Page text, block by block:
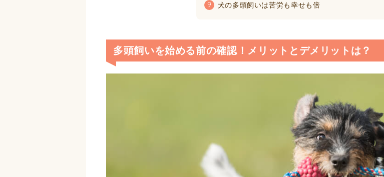
9 犬の多頭飼いは苦労も幸せも倍
多頭飼いを始める前の確認！メリットとデメリットは？